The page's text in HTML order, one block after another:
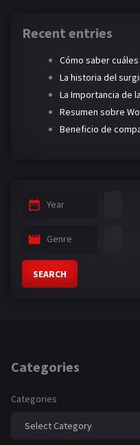
Recent entries
Cómo saber
La historia del
La Importancia de
Resumen sobre
Beneficio de
Year
Genre
SEARCH
Categories
Categories